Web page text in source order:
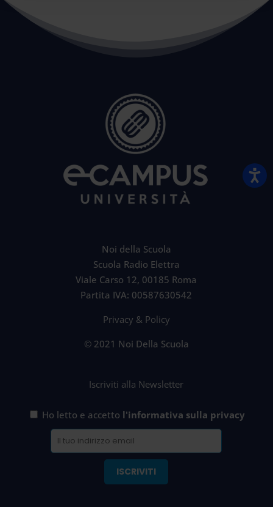
Noi della Scuola
Scuola Radio Elettra
Viale Carso 12, 00185 Roma
Partita IVA: 00587630542
Privacy & Policy
© 2021 Noi Della Scuola
Iscriviti alla Newsletter
Ho letto e accetto l'informativa sulla privacy